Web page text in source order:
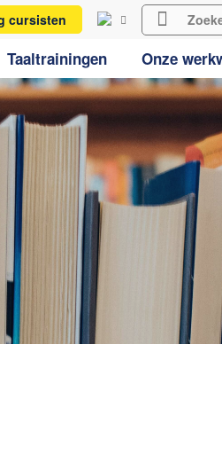
cursisten
Taaltrainingen Onze